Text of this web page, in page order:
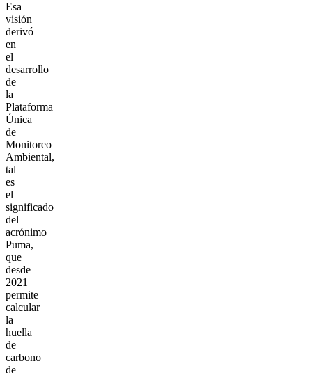
Esa
visión
derivó
en
el
desarrollo
de
la
Plataforma
Única
de
Monitoreo
Ambiental,
tal
es
el
significado
del
acrónimo
Puma,
que
desde
2021
permite
calcular
la
huella
de
carbono
de